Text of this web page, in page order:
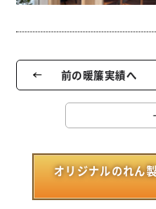
前の暖簾実績へ
オリジナルのれん